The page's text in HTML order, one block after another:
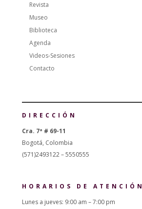
Revista
Museo
Biblioteca
Agenda
Videos-Sesiones
Contacto
DIRECCIÓN
Cra. 7ª # 69-11
Bogotá, Colombia
(571)2493122 – 5550555
HORARIOS DE ATENCIÓN
Lunes a jueves: 9:00 am – 7:00 pm